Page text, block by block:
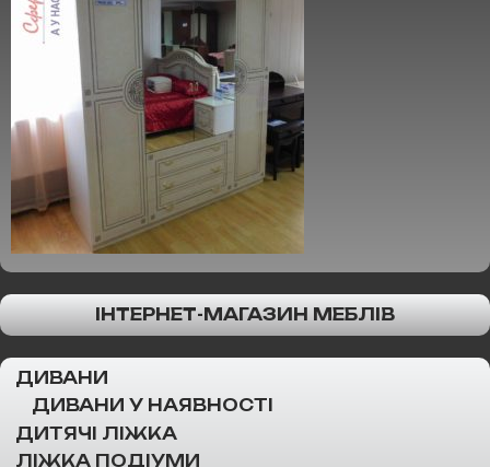
ІНТЕРНЕТ-МАГАЗИН МЕБЛІВ
ДИВАНИ
ДИВАНИ У НАЯВНОСТІ
ДИТЯЧІ ЛІЖКА
ЛІЖКА ПОДІУМИ